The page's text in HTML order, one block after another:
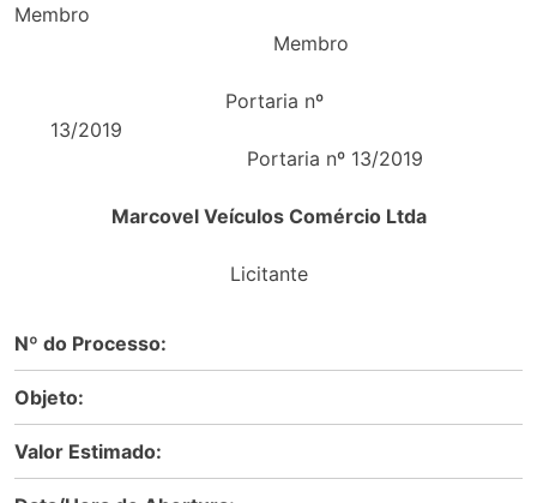
Membro
Portaria nº
13/2019
Portaria nº 13/2019
Marcovel Veículos Comércio Ltda
Licitante
Nº do Processo:
Objeto:
Valor Estimado: